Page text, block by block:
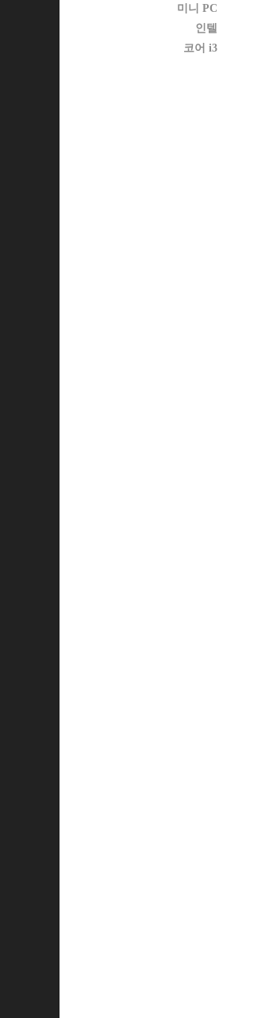
미니 PC
인텔
코어 i3